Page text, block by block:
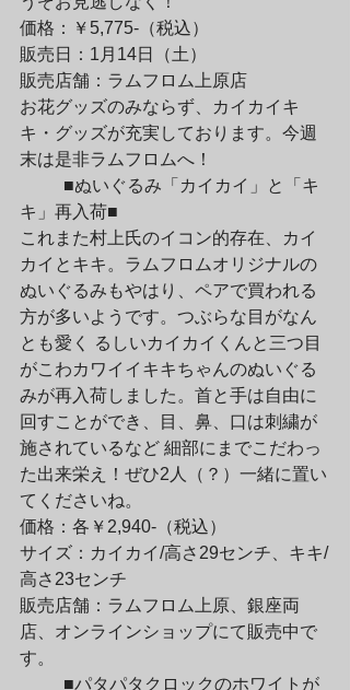
価格：￥5,775-（税込）
販売日：1月14日（土）
販売店舗：ラムフロム上原店
お花グッズのみならず、カイカイキ
キ・グッズが充実しております。今週
末は是非ラムフロムへ！
キ」再入荷■
これまた村上氏のイコン的存在、カイ
カイとキキ。ラムフロムオリジナルの
ぬいぐるみもやはり、ペアで買われる
方が多いようです。つぶらな目がなん
とも愛く るしいカイカイくんと三つ目
がこわカワイイキキちゃんのぬいぐる
みが再入荷しました。首と手は自由に
回すことができ、目、鼻、口は刺繍が
施されているなど 細部にまでこだわっ
た出来栄え！ぜひ2人（？）一緒に置い
てくださいね。
価格：各￥2,940-（税込）
サイズ：カイカイ/高さ29センチ、キキ/
高さ23センチ
販売店舗：ラムフロム上原、銀座両
店、オンラインショップにて販売中で
す。